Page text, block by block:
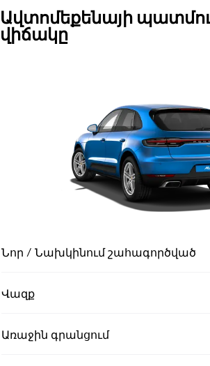
Ավտոմեքենայի
վիճակը
Նոր / Նախկինում շահագործված
Վազք
Առաջին գրանցում